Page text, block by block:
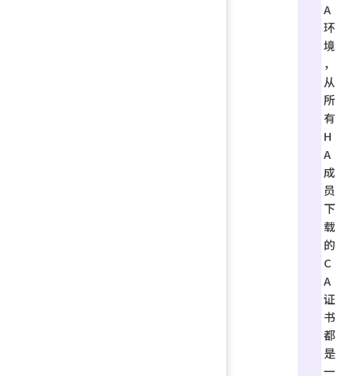
A
环
境
，
从
所
有
H
A
成
员
下
载
的
C
A
证
书
都
是
一